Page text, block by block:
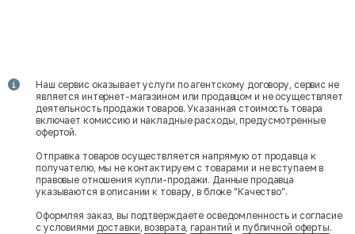
Наш сервис оказывает услуги по агентскому договору, сервис не
является интернет-магазином или продавцом и не осуществляет
деятельность продажи товаров. Указанная стоимость товара
включает комиссию и накладные расходы, предусмотренные
офертой.
Отправка товаров осуществляется напрямую от продавца к
получателю, мы не контактируем с товарами и не вступаем в
правовые отношения купли-продажи. Данные продавца
указываются в описании к товару, в блоке "Качество".
Оформляя заказ, вы подтверждаете осведомленность и согласие
с условиями доставки ,возврата ,гарантий и публичной оферты.